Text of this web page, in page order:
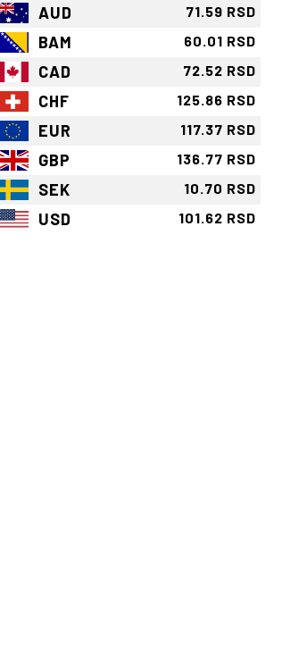
AUD 71.59 RSD
BAM 60.01 RSD
CAD 72.52 RSD
CHF 125.86 RSD
EUR 117.37 RSD
GBP 136.77 RSD
SEK 10.70 RSD
USD 101.62 RSD